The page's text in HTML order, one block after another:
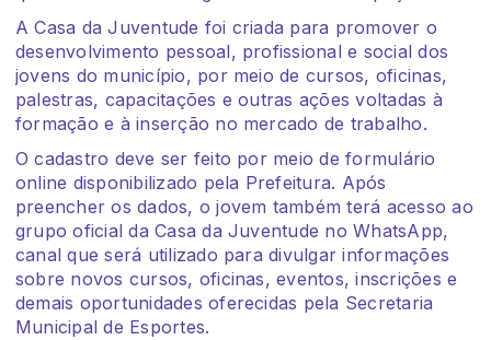
A Casa da Juventude foi criada para promover o
desenvolvimento pessoal, profissional e social dos
jovens do município, por meio de cursos, oficinas,
palestras, capacitações e outras ações voltadas à
formação e à inserção no mercado de trabalho.
O cadastro deve ser feito por meio de formulário
online disponibilizado pela Prefeitura. Após
preencher os dados, o jovem também terá acesso ao
grupo oficial da Casa da Juventude no WhatsApp,
canal que será utilizado para divulgar informações
sobre novos cursos, oficinas, eventos, inscrições e
demais oportunidades oferecidas pela Secretaria
Municipal de Esportes.